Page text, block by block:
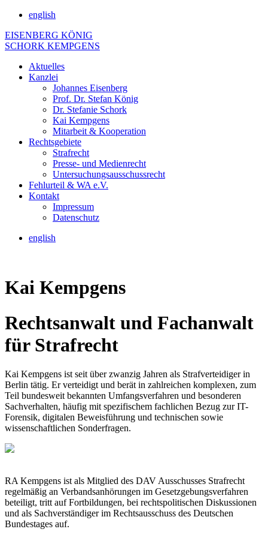
english
EISENBERG KÖNIG
SCHORK KEMPGENS
Aktuelles
Kanzlei
Johannes Eisenberg
Prof. Dr. Stefan König
Dr. Stefanie Schork
Kai Kempgens
Mitarbeit & Kooperation
Rechtsgebiete
Strafrecht
Presse- und Medienrecht
Untersuchungsausschussrecht
Fehlurteil & WA e.V.
Kontakt
Impressum
Datenschutz
english
Kai Kempgens
Rechtsanwalt und Fachanwalt
für Strafrecht
Kai Kempgens ist seit über zwanzig Jahren als Strafverteidiger in
Berlin tätig. Er verteidigt und berät in zahlreichen komplexen, zum
Teil bundesweit bekannten Umfangsverfahren und besonderen
Sachverhalten, häufig mit spezifischem fachlichen Bezug zur IT-
Forensik, digitalen Beweisführung und technischen sowie
wissenschaftlichen Sonderfragen.
RA Kempgens ist als Mitglied des DAV Ausschusses Strafrecht
regelmäßig an Verbandsanhörungen im Gesetzgebungsverfahren
beteiligt, tritt auf Fortbildungen, bei rechtspolitischen Diskussionen
und als Sachverständiger im Rechtsausschuss des Deutschen
Bundestages auf.